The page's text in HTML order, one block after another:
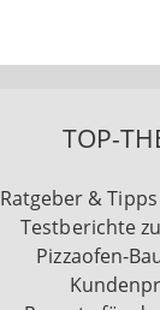
TOP-
Ratgeber &
Testberichte
Pizzaofen-